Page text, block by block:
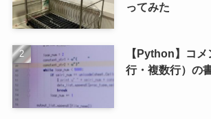
ってみた
【Python】コ
行・複数行）の